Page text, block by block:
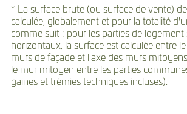
* La surface brute (ou surface de vente)
calculée, globalement et pour la totalité
comme suit : pour les parties de
horizontaux, la surface est calculée entre
murs de façade et l'axe des murs
le mur mitoyen entre les parties
gaines et trémies techniques incluses).